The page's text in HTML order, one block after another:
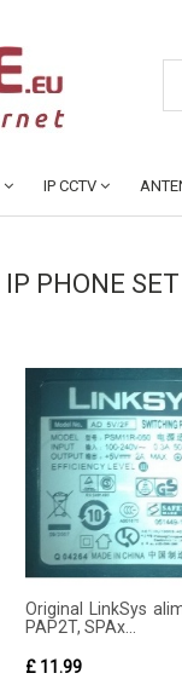
IP CCTV
IP PHONE SET
Original LinkSys
PAP2T, SPAx...
£ 11.99